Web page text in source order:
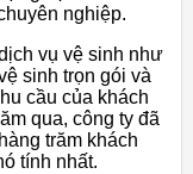
nghiệp.
vụ vệ sinh như
sinh trọn gói và
cầu của khách
qua, công ty đã
trăm khách
tính nhất.